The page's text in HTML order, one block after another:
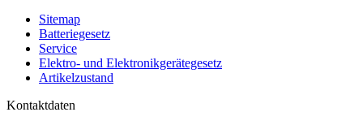
Sitemap
Batteriegesetz
Service
Elektro- und Elektronikgerätegesetz
Artikelzustand
Kontaktdaten